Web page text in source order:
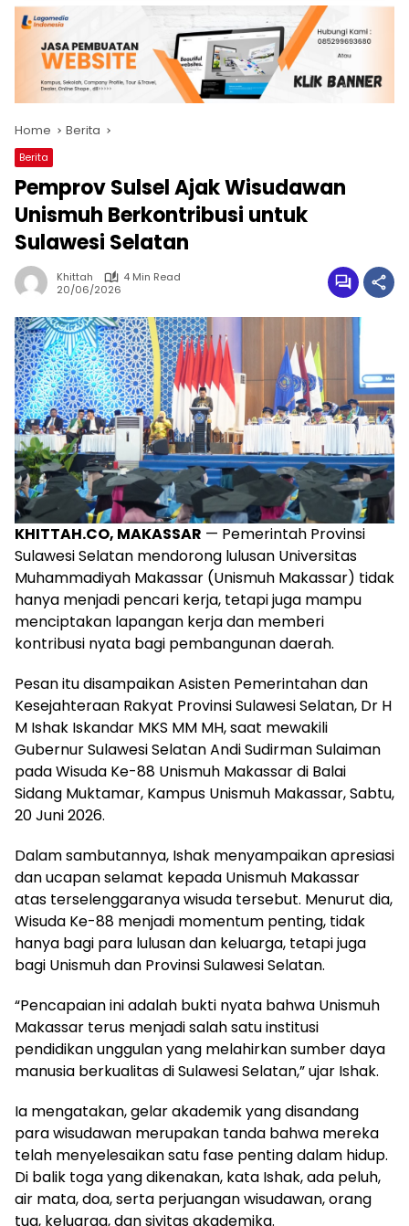
Home Berita
Berita
Pemprov Sulsel Ajak Wisudawan
Unismuh Berkontribusi untuk
Sulawesi Selatan
Khittah
4 Min Read
20/06/2026
KHITTAH.CO, MAKASSAR — Pemerintah Provinsi
Sulawesi Selatan mendorong lulusan Universitas
Muhammadiyah Makassar (Unismuh Makassar) tidak
hanya menjadi pencari kerja, tetapi juga mampu
menciptakan lapangan kerja dan memberi
kontribusi nyata bagi pembangunan daerah.
Pesan itu disampaikan Asisten Pemerintahan dan
Kesejahteraan Rakyat Provinsi Sulawesi Selatan, Dr H
M Ishak Iskandar MKS MM MH, saat mewakili
Gubernur Sulawesi Selatan Andi Sudirman Sulaiman
pada Wisuda Ke-88 Unismuh Makassar di Balai
Sidang Muktamar, Kampus Unismuh Makassar, Sabtu,
20 Juni 2026.
Dalam sambutannya, Ishak menyampaikan apresiasi
dan ucapan selamat kepada Unismuh Makassar
atas terselenggaranya wisuda tersebut. Menurut dia,
Wisuda Ke-88 menjadi momentum penting, tidak
hanya bagi para lulusan dan keluarga, tetapi juga
bagi Unismuh dan Provinsi Sulawesi Selatan.
“Pencapaian ini adalah bukti nyata bahwa Unismuh
Makassar terus menjadi salah satu institusi
pendidikan unggulan yang melahirkan sumber daya
manusia berkualitas di Sulawesi Selatan,” ujar Ishak.
Ia mengatakan, gelar akademik yang disandang
para wisudawan merupakan tanda bahwa mereka
telah menyelesaikan satu fase penting dalam hidup.
Di balik toga yang dikenakan, kata Ishak, ada peluh,
air mata, doa, serta perjuangan wisudawan, orang
tua, keluarga, dan sivitas akademika.